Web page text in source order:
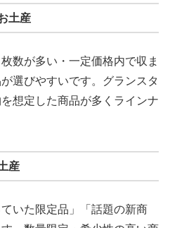
土産
数が多い・一定価格内で収ま
選びやすいです。グランスタ
想定した商品が多くラインナ
産
いた限定品」「話題の新商